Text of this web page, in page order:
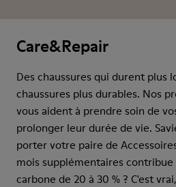
Care&Repair
Des chaussures qui durent plus
chaussures plus durables. Nos
vous aident à prendre soin de
prolonger leur durée de vie.
porter votre paire de
mois supplémentaires
carbone de 20 à 30 % ? C'est